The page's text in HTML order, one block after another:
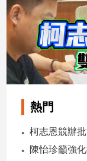
內
設
計
旅
遊/
美
食
座/
命
熱門
陳怡珍籲強